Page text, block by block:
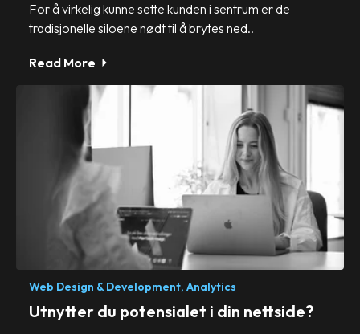
For å virkelig kunne sette kunden i sentrum er de
tradisjonelle siloene nødt til å brytes ned..
Read More
Web Design & Development, Analytics
Utnytter du potensialet i din nettside?